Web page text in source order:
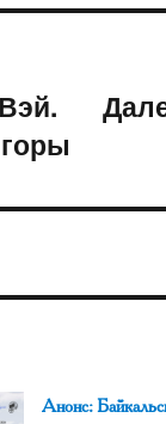
Анонс: